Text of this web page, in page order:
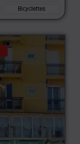
Bicyclettes